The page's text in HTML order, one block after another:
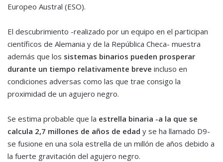
Europeo Austral (ESO).
El descubrimiento -realizado por un equipo en el participan
científicos de Alemania y de la República Checa- muestra
además que los sistemas binarios pueden prosperar
durante un tiempo relativamente breve incluso en
condiciones adversas como las que trae consigo la
proximidad de un agujero negro.
Se estima probable que la estrella binaria -a la que se
calcula 2,7 millones de años de edad y se ha llamado D9-
se fusione en una sola estrella de un millón de años debido a
la fuerte gravitación del agujero negro.